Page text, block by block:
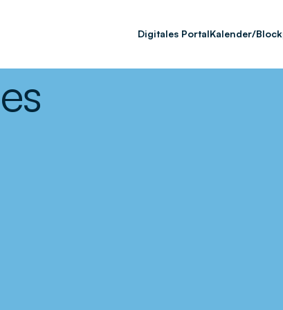
Digitales PortalKalender/